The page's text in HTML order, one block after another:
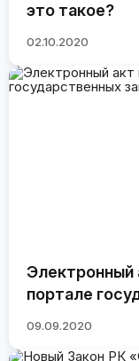
это такое?
02.10.2020
Электронный
портале
09.09.2020